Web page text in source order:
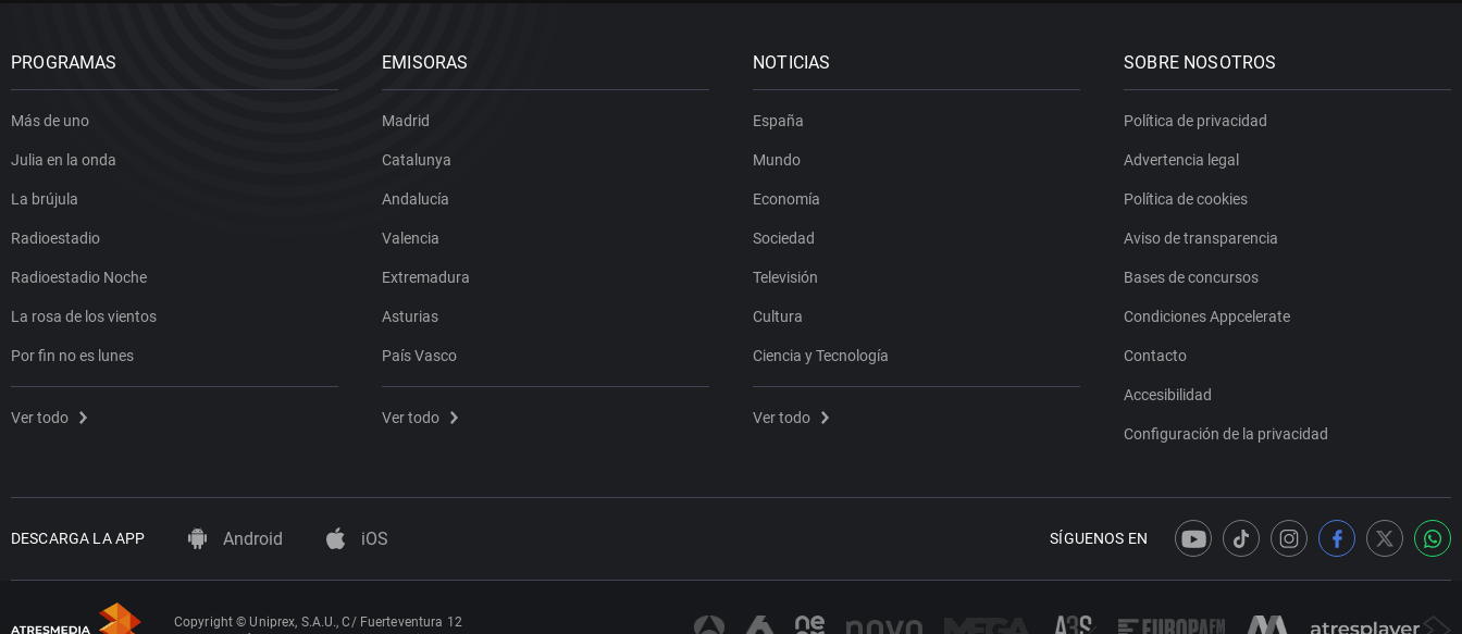
PROGRAMAS
Más de uno
Julia en la onda
La brújula
Radioestadio
Radioestadio Noche
La rosa de los vientos
Por fin no es lunes
Ver todo
EMISORAS
Madrid
Catalunya
Andalucía
Valencia
Extremadura
Asturias
País Vasco
Ver todo
NOTICIAS
España
Mundo
Economía
Sociedad
Televisión
Cultura
Ciencia y Tecnología
Ver todo
SOBRE NOSOTROS
Política de privacidad
Advertencia legal
Política de cookies
Aviso de transparencia
Bases de concursos
Condiciones Appcelerate
Contacto
Accesibilidad
Configuración de la privacidad
DESCARGA LA APP Android iOS SÍGUENOS EN
Copyright © Uniprex, S.A.U., C/ Fuerteventura 12